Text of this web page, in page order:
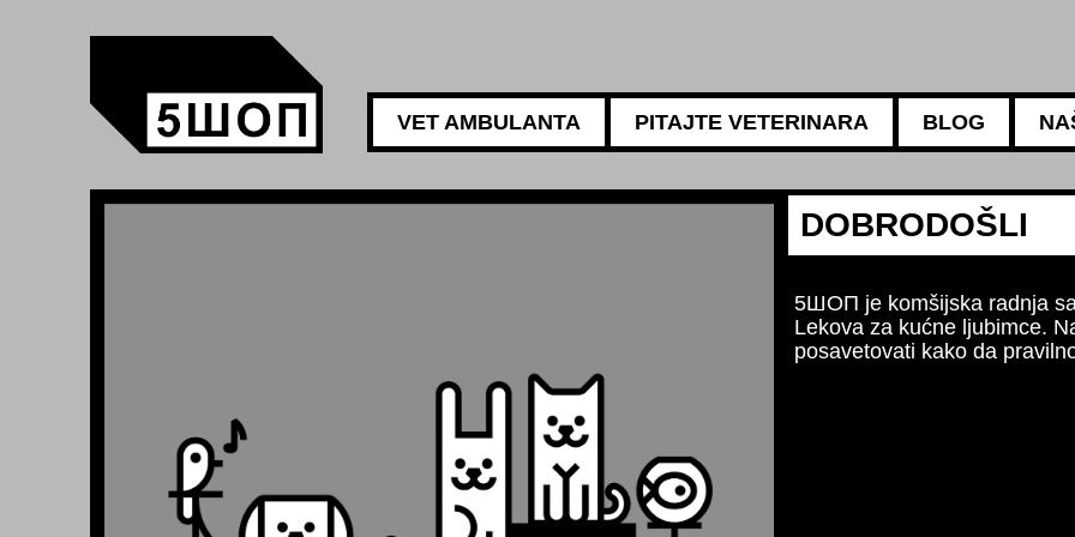
VET AMBULANTA PITAJTE VETERINARA BLOG
5АМБУЛАНТА
Za sve potrebe
Naši iskusni
ishrani, negi i